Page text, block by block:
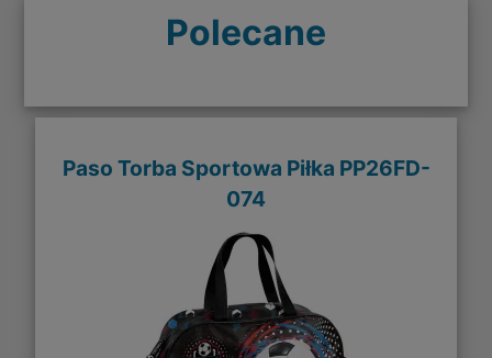
Polecane
Paso Torba Sportowa Piłka PP26FD-
074